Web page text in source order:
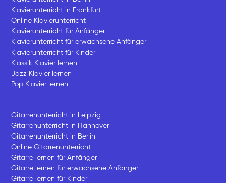
Klavierunterricht in Frankfurt
Online Klavierunterricht
Klavierunterricht für Anfänger
Klavierunterricht für erwachsene Anfänger
Klavierunterricht für Kinder
Klassik Klavier lernen
Jazz Klavier lernen
Pop Klavier lernen
Gitarrenunterricht in Leipzig
Gitarrenunterricht in Hannover
Gitarrenunterricht in Berlin
Online Gitarrenunterricht
Gitarre lernen für Anfänger
Gitarre lernen für erwachsene Anfänger
Gitarre lernen für Kinder